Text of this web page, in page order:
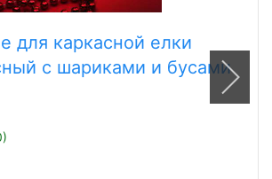
для каркасной елки
с шариками и бусами